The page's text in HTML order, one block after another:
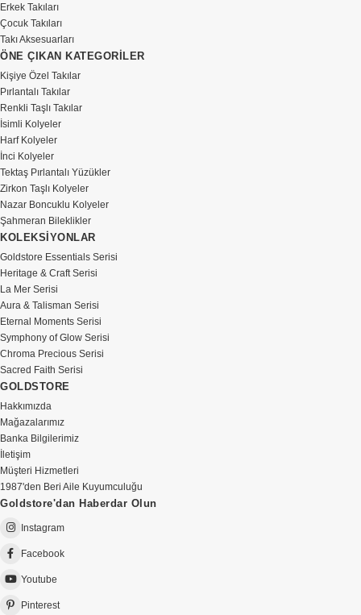
Erkek Takıları
Çocuk Takıları
Takı Aksesuarları
ÖNE ÇIKAN KATEGORİLER
Kişiye Özel Takılar
Pırlantalı Takılar
Renkli Taşlı Takılar
İsimli Kolyeler
Harf Kolyeler
İnci Kolyeler
Tektaş Pırlantalı Yüzükler
Zirkon Taşlı Kolyeler
Nazar Boncuklu Kolyeler
Şahmeran Bileklikler
KOLEKSİYONLAR
Goldstore Essentials Serisi
Heritage & Craft Serisi
La Mer Serisi
Aura & Talisman Serisi
Eternal Moments Serisi
Symphony of Glow Serisi
Chroma Precious Serisi
Sacred Faith Serisi
GOLDSTORE
Hakkımızda
Mağazalarımız
Banka Bilgilerimiz
İletişim
Müşteri Hizmetleri
1987'den Beri Aile Kuyumculuğu
Goldstore'dan Haberdar Olun
Instagram
Facebook
Youtube
Pinterest